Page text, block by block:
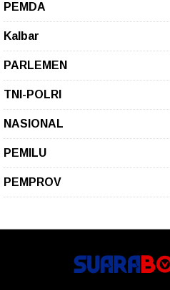
PEMDA
Kalbar
PARLEMEN
TNI-POLRI
NASIONAL
PEMILU
PEMPROV